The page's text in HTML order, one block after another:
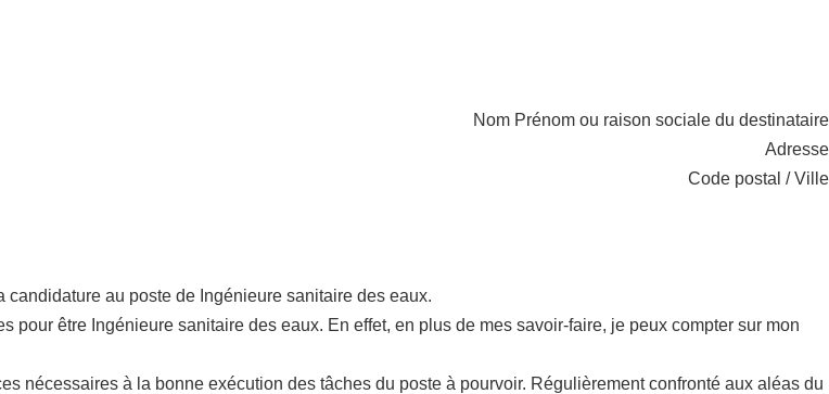
Nom Prénom ou raison sociale du destinataire
Adresse
Code postal / Ville
candidature au poste de Ingénieure sanitaire des eaux.
être Ingénieure sanitaire des eaux. En effet, en plus de mes savoir-faire, je peux compter sur mon
nécessaires à la bonne exécution des tâches du poste à pourvoir. Régulièrement confronté aux aléas du